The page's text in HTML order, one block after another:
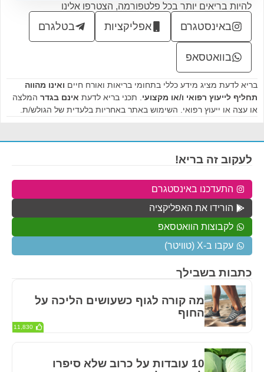
להיות בריאים יותר בכל פלטפורמה, הצטרפו אלינו
באינסטגרם אפליקציות בטלגרם
בוואטסאפ
בריא לדעת מציג מידע כללי בתחומי בריאות ואורח חיים ואינו מהווה
תחליף לייעוץ רפואי ו/או מקצועי . תכני בריא לדעת אינם בגדר המלצה
או עצה או ייעוץ רפואי. השימוש באתר באחריות בלעדית של הגולש/ת.
כתבות בשבילך
מה קורה לגוף כשעושים הליכה על
החוף
11,830
10 עובדות על כרוב שלא סיפרו
לעקוב זה בריא!
התעדכנו באינסטגרם
הורידו את האפליקציה
לקבוצות הוואטסאפ
עקבו ב-X (טוויטר)